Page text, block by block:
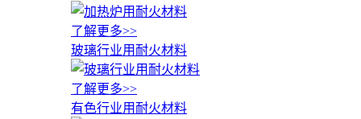
了解更多>>
玻璃行业用耐火材料
了解更多>>
有色行业用耐火材料